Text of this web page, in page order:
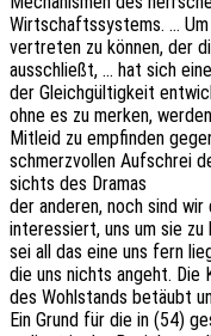
Wirt­schafts­sys­tems. …
vertre­ten zu können, der
ausschließt, … hat sich
der Gleich­gül­tig­keit
ohne es zu merken,
Mitleid zu empfin­den
schmerz­vol­len Aufschrei
sichts des Dramas
der ande­ren, noch sind wir
inter­es­siert, uns um sie zu
sei all das eine uns fern
die uns nichts angeht. Die
des Wohl­stands betäubt
Ein Grund für die in (54)